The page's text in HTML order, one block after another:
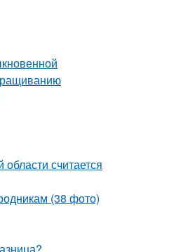
считается
(38 фото)